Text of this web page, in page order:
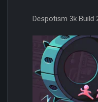
Despotism 3k Build